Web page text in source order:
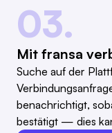
03.
Mit fransa
Suche auf der
benachrichtigt,
bestätigt — dies